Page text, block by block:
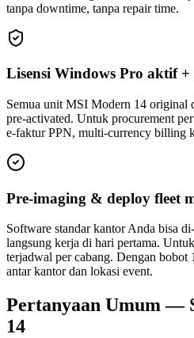
tanpa downtime, tanpa repair time.
Lisensi Windows Pro aktif
Semua unit MSI Modern 14 original
pre-activated. Untuk procurement
e-faktur PPN, multi-currency billing
Pre-imaging & deploy fleet
Software standar kantor Anda bisa
langsung kerja di hari pertama.
terjadwal per cabang. Dengan
antar kantor dan lokasi event.
Pertanyaan Umum —
14